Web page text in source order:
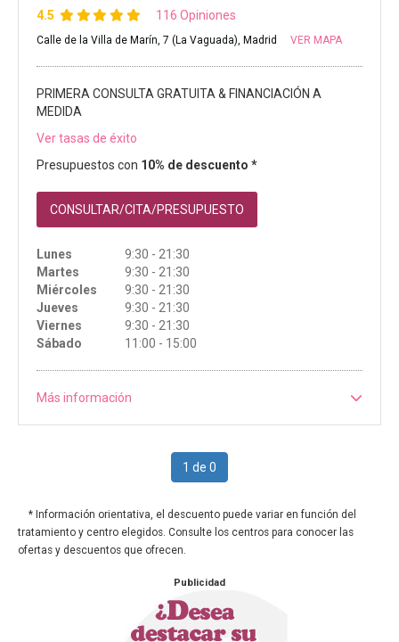
4.5 116 Opiniones
Calle de la Villa de Marín, 7 (La Vaguada), Madrid VER MAPA
PRIMERA CONSULTA GRATUITA & FINANCIACIÓN A
MEDIDA
Ver tasas de éxito
Presupuestos con 10% de descuento *
CONSULTAR/CITA/PRESUPUESTO
Lunes
9:30 - 21:30
Martes
9:30 - 21:30
Miércoles
9:30 - 21:30
Jueves
9:30 - 21:30
Viernes
9:30 - 21:30
Sábado
11:00 - 15:00
Más información
1 de 0
* Información orientativa, el descuento puede variar en función del
tratamiento y centro elegidos. Consulte los centros para conocer las
ofertas y descuentos que ofrecen.
Publicidad